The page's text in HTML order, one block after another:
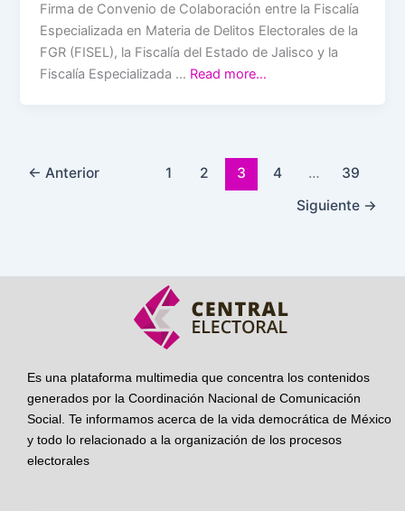
Firma de Convenio de Colaboración entre la Fiscalía
Especializada en Materia de Delitos Electorales de la
FGR (FISEL), la Fiscalía del Estado de Jalisco y la
Fiscalía Especializada … Read more…
← Anterior 1 2 3 4 …
39
Siguiente →
Es una plataforma multimedia que concentra los contenidos
generados por la Coordinación Nacional de Comunicación
Social. Te informamos acerca de la vida democrática de México
y todo lo relacionado a la organización de los procesos
electorales